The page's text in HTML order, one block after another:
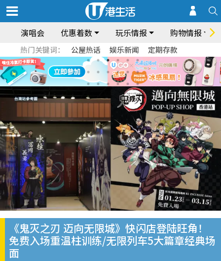
演唱会 优惠着数 玩乐情报 购物情报
热门关键词： 公屋热话 娱乐新闻 定期存款
《鬼灭之刃 迈向无限城》快闪店登陆旺角！
免费入场重温柱训练/无限列车5大篇章经典场
面